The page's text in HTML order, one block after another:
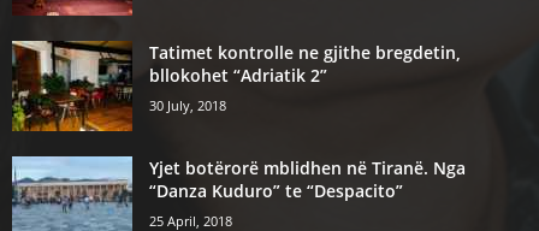
Tatimet kontrolle ne gjithe bregdetin,
bllokohet “Adriatik 2”
30 July, 2018
Yjet botërorë mblidhen në Tiranë. Nga
“Danza Kuduro” te “Despacito”
25 April, 2018